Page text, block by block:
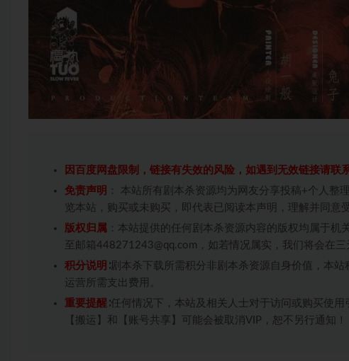
因百度网盘限制，链接有失效的风险，如遇到无效链接请
免责声明 ： 本站所有剧本杀资源均为网友分享投稿+个人
览本站，购买或未购买，即代表已阅读本声明，理解并同意
版权归属 ：本站提供的任何剧本杀资源内容的版权均属于
至邮箱448271243@qq.com，如若情况属实，我们将会在三
积分说明 ∶剧本杀下载所需积分非剧本杀资源自身价值，本
运营所需支出费用。
重要提醒 ∶任何情况下，本站及相关人士对于访问或购买使
【搬运】和【账号共享】可能会被取消VIP，恕不另行通知！